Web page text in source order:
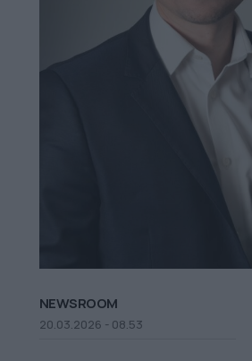
NEWSROOM
20.03.2026 - 08.53